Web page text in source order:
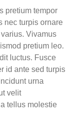
pretium tempor
nec turpis ornare
Vivamus
pretium leo.
luctus. Fusce
id ante sed turpis
urna
velit
tellus molestie